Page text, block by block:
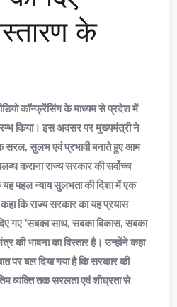
के
कॉन्फ्रेंसिंग के माध्यम से प्रदेश में
किया। इस अवसर पर मुख्यमंत्री ने
सरल, सुलभ एवं प्रभावी बनाते हुए आम
कराना राज्य सरकार की सर्वोच्च
यह पहल न्याय सुलभता की दिशा में एक
कि राज्य सरकार का यह प्रयास
दिए गए ‘सबका साथ, सबका विकास, सबका
की भावना का विस्तार है। उन्होंने कहा
पर बल दिया गया है कि सरकार की
व्यक्ति तक सरलता एवं शीघ्रता से